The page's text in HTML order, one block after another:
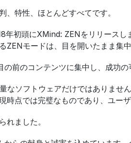
特性、ほとんどすべてです。
年初頭にXMind: ZENをリリース
モードは、目を開いたまま集
前のコンテンツに集中し、成功の
なソフトウェアだけではありませ
点では完璧なものであり、ユー
れました。